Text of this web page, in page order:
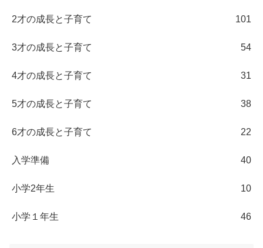
2才の成長と子育て 101
3才の成長と子育て 54
4才の成長と子育て 31
5才の成長と子育て 38
6才の成長と子育て 22
入学準備 40
小学2年生 10
小学１年生 46